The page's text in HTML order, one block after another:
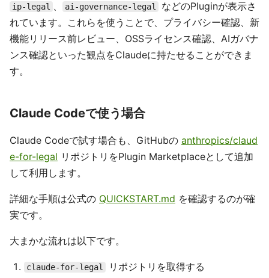
ip-legal ai-governance-legal
などのPluginが表示さ
れています。これらを使うことで、プライバシー確認、新
機能リリース前レビュー、OSSライセンス確認、AIガバナ
ンス確認といった観点をClaudeに持たせることができま
す。
Claude Codeで使う場合
Claude Codeで試す場合も、GitHubの anthropics/claud
e-for-legal リポジトリをPlugin Marketplaceとして追加
して利用します。
詳細な手順は公式の QUICKSTART.md を確認するのが確
実です。
大まかな流れは以下です。
claude-for-legal
リポジトリを取得する